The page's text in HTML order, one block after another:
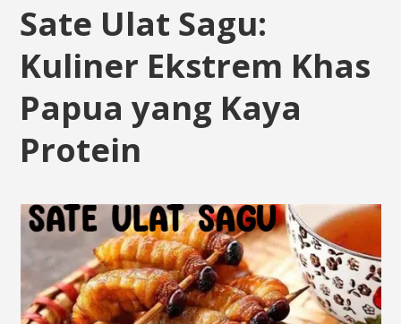
Sate Ulat Sagu:
Kuliner Ekstrem Khas
Papua yang Kaya
Protein